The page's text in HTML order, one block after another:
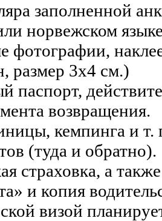
заполненной
норвежском
фотографии,
размер 3х4 см.)
паспорт,
возвращения.
кемпинга и т.
(туда и обратно).
страховка, а
и копия
визой